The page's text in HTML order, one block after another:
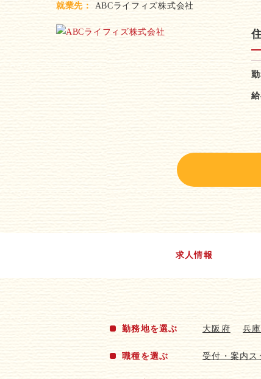
就業先 ABCライフィズ株式会社
求人情報
勤務地を選ぶ 大阪府 兵
職種を選ぶ 受付・案内ス